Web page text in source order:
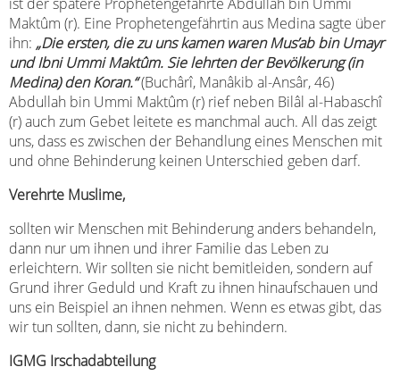
Maktûm (r). Eine Prophetengefährtin aus Medina sagte über
ihn: „Die ersten, die zu uns kamen waren Mus’ab bin Umayr
und Ibni Ummi Maktûm. Sie lehrten der Bevölkerung (in
Medina) den Koran.“(Buchârî, Manâkib al-Ansâr, 46)
Abdullah bin Ummi Maktûm (r) rief neben Bilâl al-Habaschî
(r) auch zum Gebet leitete es manchmal auch. All das zeigt
uns, dass es zwischen der Behandlung eines Menschen mit
und ohne Behinderung keinen Unterschied geben darf.
Verehrte Muslime,
sollten wir Menschen mit Behinderung anders behandeln,
dann nur um ihnen und ihrer Familie das Leben zu
erleichtern. Wir sollten sie nicht bemitleiden, sondern auf
Grund ihrer Geduld und Kraft zu ihnen hinaufschauen und
uns ein Beispiel an ihnen nehmen. Wenn es etwas gibt, das
wir tun sollten, dann, sie nicht zu behindern.
IGMG Irschadabteilung